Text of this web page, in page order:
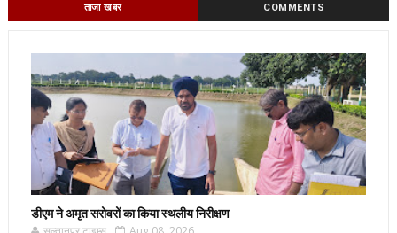
ताजा खबर COMMENTS
डीएम ने अमृत सरोवरों का किया स्थलीय निरीक्षण